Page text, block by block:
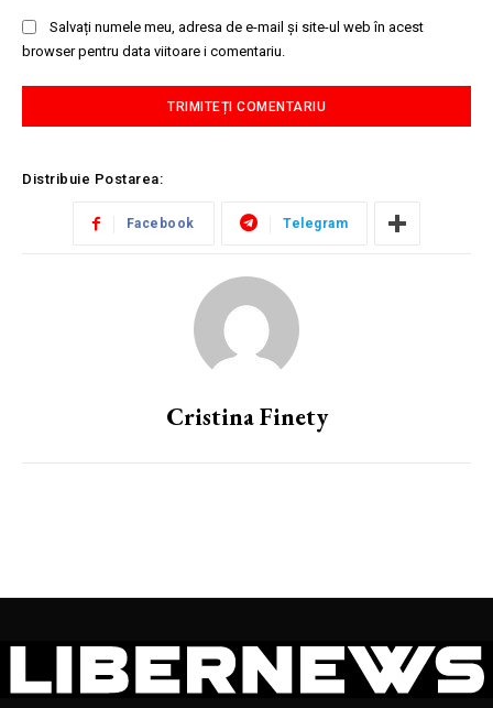
Salvați numele meu, adresa de e-mail și site-ul web în acest
browser pentru data viitoare i comentariu.
Distribuie Postarea:
Facebook Telegram
Cristina Finety